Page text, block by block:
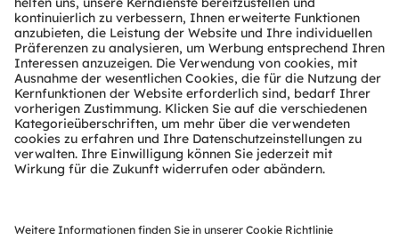
Partner Netzwerk
Whistleblowing
© 2026 ams-OSRAM AG. All rights reserved.
Datenschutzerklärung Nutzungsbedingungen
Terms of Trade
ImpressumCookie PolicyAI Policy